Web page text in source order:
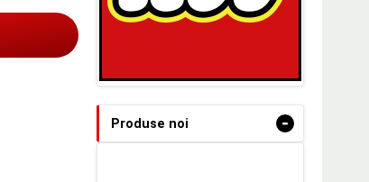
Produse noi -